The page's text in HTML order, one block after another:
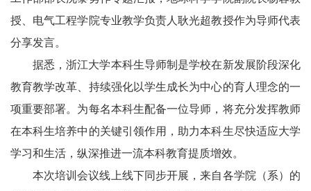
授、 电气工程学院专业教学负责人耿光超教授作为导师代表
分享发言。
据悉，浙江大学本科生导师制是学校在新发展阶段深化
教育教学改革、持续强化以学生成长为中心的育人理念的一
项重要部署。为每名本科生配备一位导师，将充分发挥教师
在本科生培养中的关键引领作用，助力本科生尽快适应大学
学习和生活，纵深推进一流本科教育提质增效。
本次培训会议线上线下同步开展，来自各学院（系）的